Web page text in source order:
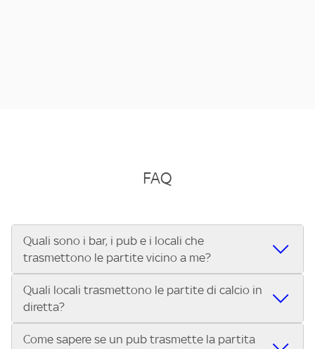
FAQ
Quali sono i bar, i pub e i locali che
trasmettono le partite vicino a me?
Se cerchi un bar, pub, ristorante o locale vicino a te per
vedere le partite di Serie A ENILIVE, la Serie C Sky Wifi, la
UEFA Champions League, la UEFA Europa League, la UEFA
Conference League, il Tennis, la Formula 1®, la MotoGP™ e
Quali locali trasmettono le partite di calcio in
diretta?
Vuoi sapere quali bar, pub o ristoranti mostrano le partite
Come sapere se un pub trasmette la partita